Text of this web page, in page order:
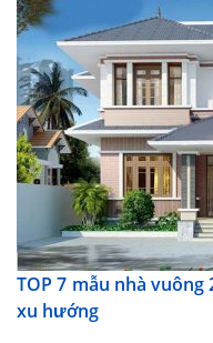
TOP 7 mẫu nhà
xu hướng